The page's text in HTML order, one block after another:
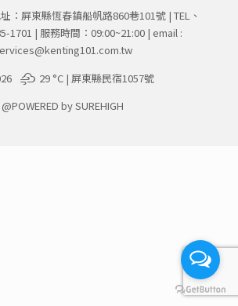
：屏東縣恆春鎮船帆路860巷101號 | TEL、
1701 | 服務時間：09:00~21:00 | email :
29 °C | 屏東縣民宿1057號
@POWERED by SUREHIGH